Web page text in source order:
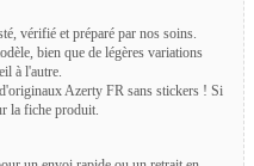
vérifié et préparé par nos soins.
bien que de légères variations
à l'autre.
Azerty FR sans stickers ! Si
la fiche produit.